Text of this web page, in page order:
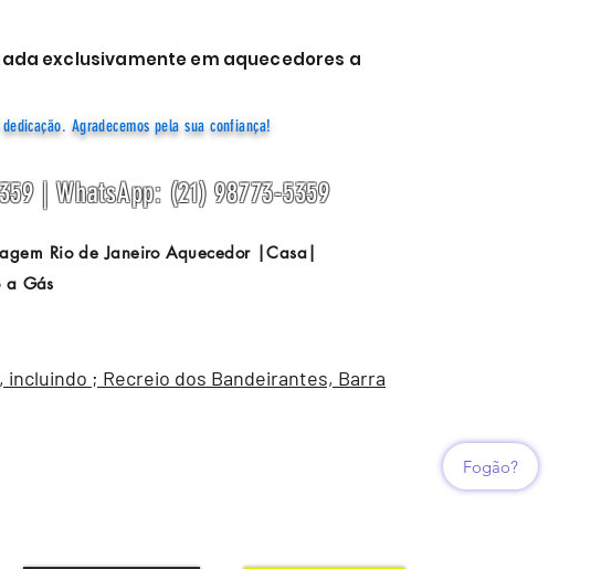
exclusivamente em aquecedores a
Agradecemos pela sua confiança!
| WhatsApp: (21) 98773-5359
Rio de Janeiro Aquecedor |Casa|
a Gás
; Recreio dos Bandeirantes, Barra
Fogão?